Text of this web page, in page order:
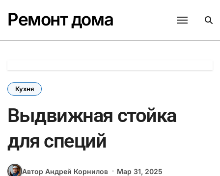
содержанию
Ремонт дома
Кухня
Выдвижная стойка
для специй
Автор Андрей Корнилов Мар 31, 2025